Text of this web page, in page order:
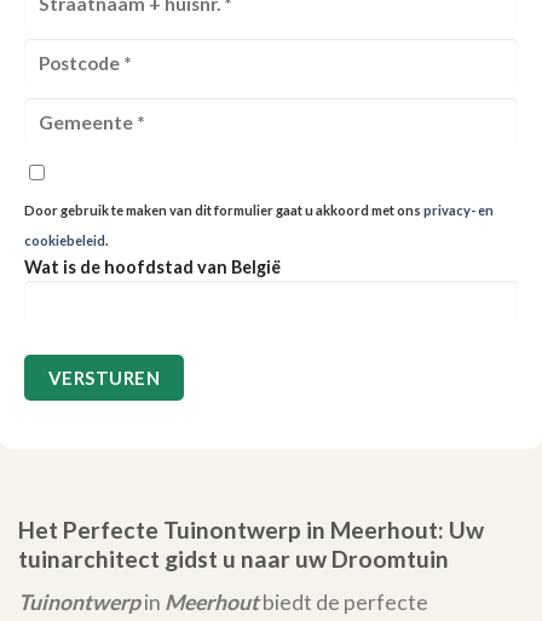
Door gebruik te maken van dit formulier gaat u akkoord met ons privacy- en
cookiebeleid.
Wat is de hoofdstad van België
Het Perfecte Tuinontwerp in Meerhout: Uw
tuinarchitect gidst u naar uw Droomtuin
Tuinontwerpin Meerhoutbiedt de perfecte